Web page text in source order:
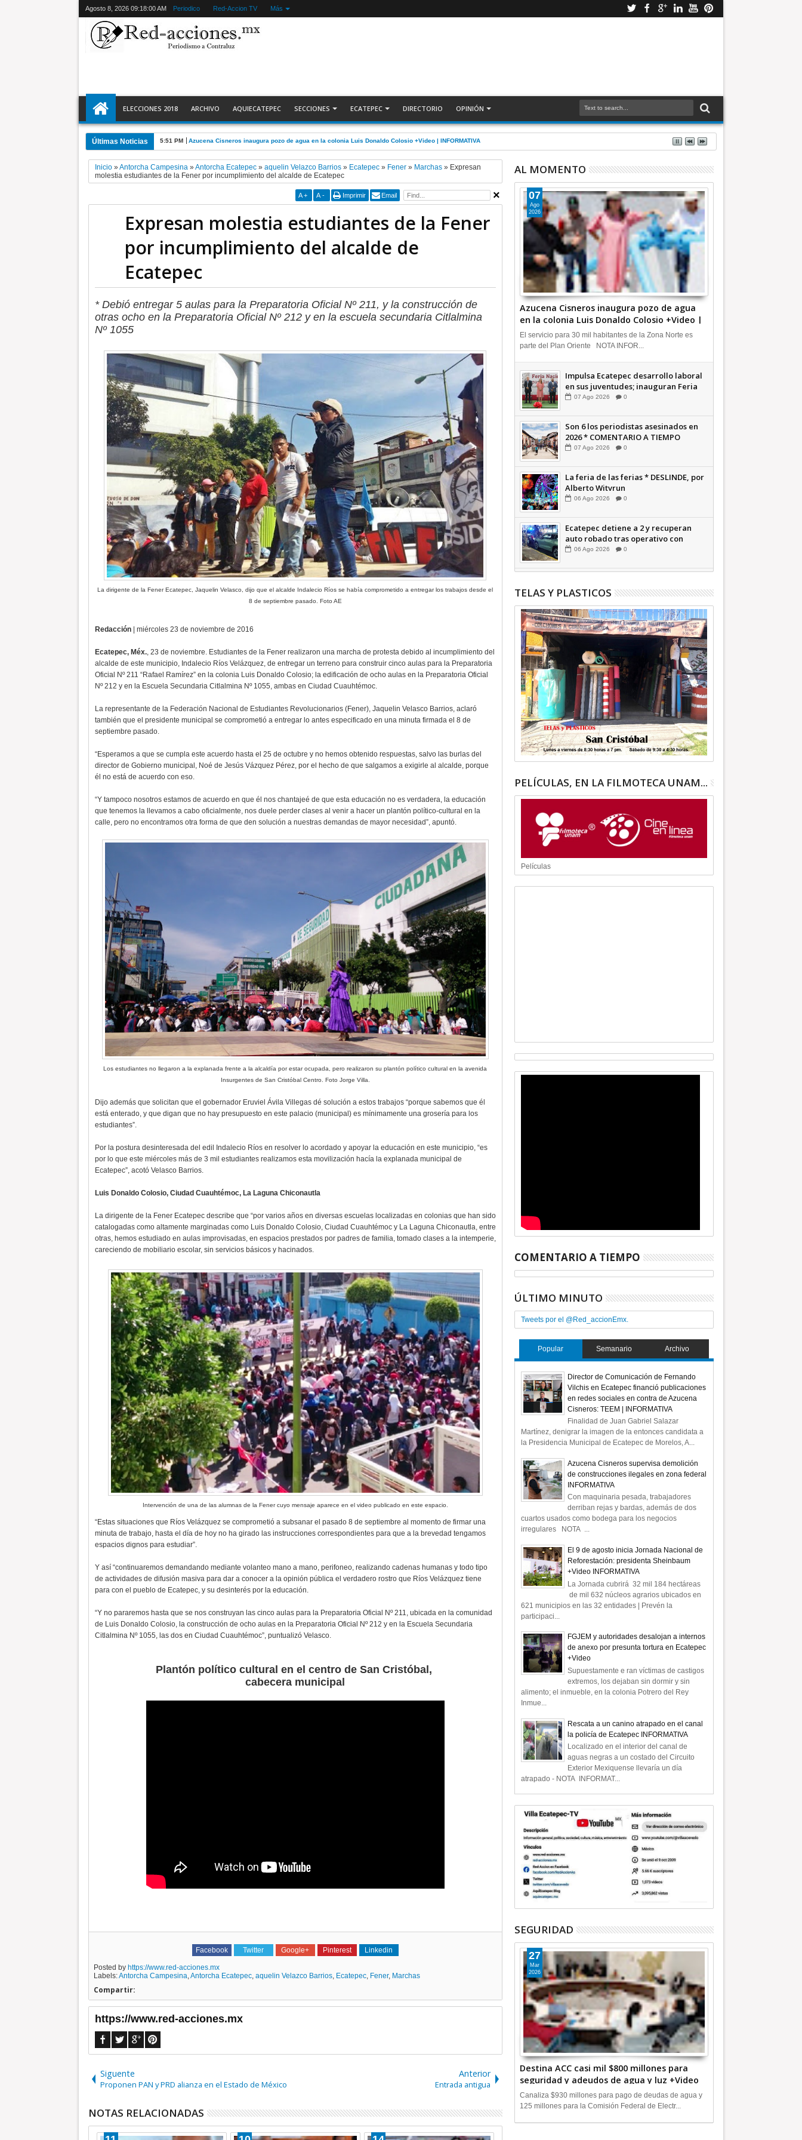
Agosto 8, 2026 09:18:01 AM Periodico Red-Accion TV Más
ELECCIONES 2018 ARCHIVO AQUIECATEPEC SECCIONES ECATEPEC DIRECTORIO OPINIÓN
Últimas Noticias 5:51 PM Azucena Cisneros inaugura pozo de agua en la colonia Luis Donaldo Colosio +Video | INFORMATIVA
Inicio»Antorcha Campesina»Antorcha Ecatepec» aquelin Velazco Barrios» Ecatepec» Fener» Marchas» Expresan
molestia estudiantes de la Fener por incumplimiento del alcalde de Ecatepec
A + A - Imprimir Email
Expresan molestia estudiantes de la Fener
por incumplimiento del alcalde de
Ecatepec
* Debió entregar 5 aulas para la Preparatoria Oficial Nº 211, y la construcción de
otras ocho en la Preparatoria Oficial Nº 212 y en la escuela secundaria Citlalmina
Nº 1055
La dirigente de la Fener Ecatepec, Jaquelin Velasco, dijo que el alcalde Indalecio Ríos se había comprometido a entregar los trabajos desde el
8 de septiembre pasado. Foto AE
Redacción| miércoles 23 de noviembre de 2016
Ecatepec, Méx., 23 de noviembre. Estudiantes de la Fener realizaron una marcha de protesta debido al incumplimiento del
alcalde de este municipio, Indalecio Ríos Velázquez, de entregar un terreno para construir cinco aulas para la Preparatoria
Oficial Nº 211 “Rafael Ramírez” en la colonia Luis Donaldo Colosio; la edificación de ocho aulas en la Preparatoria Oficial
Nº 212 y en la Escuela Secundaria Citlalmina Nº 1055, ambas en Ciudad Cuauhtémoc.
La representante de la Federación Nacional de Estudiantes Revolucionarios (Fener), Jaquelin Velasco Barrios, aclaró
también que el presidente municipal se comprometió a entregar lo antes especificado en una minuta firmada el 8 de
septiembre pasado.
“Esperamos a que se cumpla este acuerdo hasta el 25 de octubre y no hemos obtenido respuestas, salvo las burlas del
director de Gobierno municipal, Noé de Jesús Vázquez Pérez, por el hecho de que salgamos a exigirle al alcalde, porque
él no está de acuerdo con eso.
“Y tampoco nosotros estamos de acuerdo en que él nos chantajeé de que esta educación no es verdadera, la educación
que tenemos la llevamos a cabo oficialmente, nos duele perder clases al venir a hacer un plantón político-cultural en la
calle, pero no encontramos otra forma de que den solución a nuestras demandas de mayor necesidad”, apuntó.
Los estudiantes no llegaron a la explanada frente a la alcaldía por estar ocupada, pero realizaron su plantón político cultural en la avenida
Insurgentes de San Cristóbal Centro. Foto Jorge Villa.
Dijo además que solicitan que el gobernador Eruviel Ávila Villegas dé solución a estos trabajos “porque sabemos que él
está enterado, y que digan que no hay presupuesto en este palacio (municipal) es mínimamente una grosería para los
estudiantes”.
Por la postura desinteresada del edil Indalecio Ríos en resolver lo acordado y apoyar la educación en este municipio, “es
por lo que este miércoles más de 3 mil estudiantes realizamos esta movilización hacía la explanada municipal de
Ecatepec”, acotó Velasco Barrios.
Luis Donaldo Colosio, Ciudad Cuauhtémoc, La Laguna Chiconautla
La dirigente de la Fener Ecatepec describe que “por varios años en diversas escuelas localizadas en colonias que han sido
catalogadas como altamente marginadas como Luis Donaldo Colosio, Ciudad Cuauhtémoc y La Laguna Chiconautla, entre
otras, hemos estudiado en aulas improvisadas, en espacios prestados por padres de familia, tomado clases a la intemperie,
careciendo de mobiliario escolar, sin servicios básicos y hacinados.
Intervención de una de las alumnas de la Fener cuyo mensaje aparece en el video publicado en este espacio.
“Estas situaciones que Ríos Velázquez se comprometió a subsanar el pasado 8 de septiembre al momento de firmar una
minuta de trabajo, hasta el día de hoy no ha girado las instrucciones correspondientes para que a la brevedad tengamos
espacios dignos para estudiar”.
Y así “continuaremos demandando mediante volanteo mano a mano, perifoneo, realizando cadenas humanas y todo tipo
de actividades de difusión masiva para dar a conocer a la opinión pública el verdadero rostro que Ríos Velázquez tiene
para con el pueblo de Ecatepec, y su desinterés por la educación.
“Y no pararemos hasta que se nos construyan las cinco aulas para la Preparatoria Oficial Nº 211, ubicada en la comunidad
de Luis Donaldo Colosio, la construcción de ocho aulas en la Preparatoria Oficial Nº 212 y en la Escuela Secundaria
Citlalmina Nº 1055, las dos en Ciudad Cuauhtémoc”, puntualizó Velasco.
Plantón político cultural en el centro de San Cristóbal,
cabecera municipal
Facebook Twitter Google+ Pinterest Linkedin
Posted by https://www.red-acciones.mx
Labels:Antorcha Campesina,Antorcha Ecatepec, aquelin Velazco Barrios, Ecatepec, Fener, Marchas
Compartir:
https://www.red-acciones.mx
Siguente
Proponen PAN y PRD alianza en el Estado de México
Anterior
Entrada antigua
NOTAS RELACIONADAS
AL MOMENTO
Azucena Cisneros inaugura pozo de agua
en la colonia Luis Donaldo Colosio +Video |
INFORMATIVA
07
Ago
2026
El servicio para 30 mil habitantes de la Zona Norte es
parte del Plan Oriente NOTA INFOR...
Impulsa Ecatepec desarrollo laboral
en sus juventudes; inauguran Feria
de Empleo y Emprendedores 2026
07 Ago 2026 0
Son 6 los periodistas asesinados en
2026 * COMENTARIO A TIEMPO
07 Ago 2026 0
La feria de las ferias * DESLINDE, por
Alberto Witvrun
06 Ago 2026 0
Ecatepec detiene a 2 y recuperan
auto robado tras operativo con
Tecámac +Video | INFORMATIVA
06 Ago 2026 0
TELAS Y PLASTICOS
PELÍCULAS, EN LA FILMOTECA UNAM...
Películas
COMENTARIO A TIEMPO
ÚLTIMO MINUTO
Tweets por el @Red_accionEmx.
Popular Semanario Archivo
Director de Comunicación de Fernando
Vilchis en Ecatepec financió publicaciones
en redes sociales en contra de Azucena
Cisneros: TEEM | INFORMATIVA
Finalidad de Juan Gabriel Salazar
Martínez, denigrar la imagen de la entonces candidata a
la Presidencia Municipal de Ecatepec de Morelos, A...
Azucena Cisneros supervisa demolición
de construcciones ilegales en zona federal
INFORMATIVA
Con maquinaria pesada, trabajadores
derriban rejas y bardas, además de dos
cuartos usados como bodega para los negocios
irregulares NOTA ...
El 9 de agosto inicia Jornada Nacional de
Reforestación: presidenta Sheinbaum
+Video INFORMATIVA
La Jornada cubrirá 32 mil 184 hectáreas
de mil 632 núcleos agrarios ubicados en
621 municipios en las 32 entidades | Prevén la
participaci...
FGJEM y autoridades desalojan a internos
de anexo por presunta tortura en Ecatepec
+Video
Supuestamente e ran víctimas de castigos
extremos, los dejaban sin dormir y sin
alimento; el inmueble, en la colonia Potrero del Rey
Inmue...
Rescata a un canino atrapado en el canal
la policía de Ecatepec INFORMATIVA
Localizado en el interior del canal de
aguas negras a un costado del Circuito
Exterior Mexiquense llevaría un día
atrapado - NOTA INFORMAT...
SEGURIDAD
Destina ACC casi mil $800 millones para
seguridad y adeudos de agua y luz +Video
27
Mar
2026
Canaliza $930 millones para pago de deudas de agua y
125 millones para la Comisión Federal de Electr...